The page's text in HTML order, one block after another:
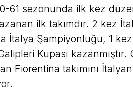
61 sezonunda ilk kez
ilk takımdır. 2 kez
İtalya Şampiyonluğu, 1
Kupası
Fiorentina takımını